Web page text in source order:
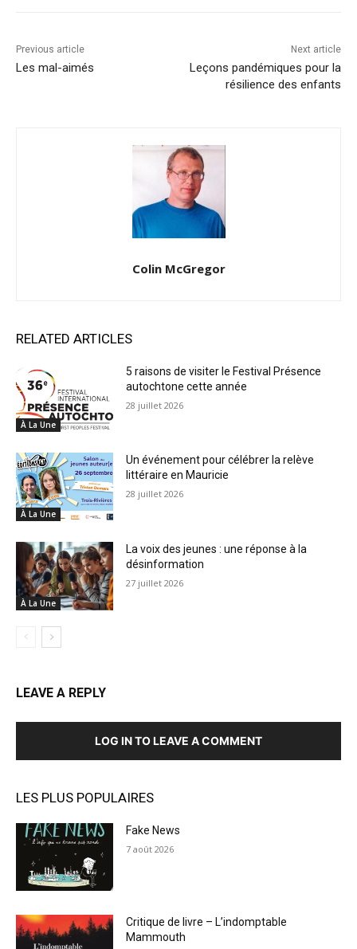
Previous article
Les mal-aimés
Next article
Leçons pandémiques pour la
résilience des enfants
Colin McGregor
RELATED ARTICLES
À La Une
5 raisons de visiter le Festival Présence
autochtone cette année
28 juillet 2026
À La Une
Un événement pour célébrer la relève
littéraire en Mauricie
28 juillet 2026
À La Une
La voix des jeunes : une réponse à la
désinformation
27 juillet 2026
LEAVE A REPLY
LOG IN TO LEAVE A COMMENT
LES PLUS POPULAIRES
Fake News
7 août 2026
Critique de livre – L’indomptable
Mammouth